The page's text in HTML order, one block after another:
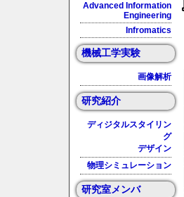
Advanced Information
Engineering
Infromatics
機械工学実験
画像解析
研究紹介
ディジタルスタイリン
グ
デザイン
物理シミュレーション
研究室メンバ